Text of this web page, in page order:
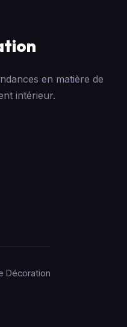
en matière de
intérieur.
Décoration